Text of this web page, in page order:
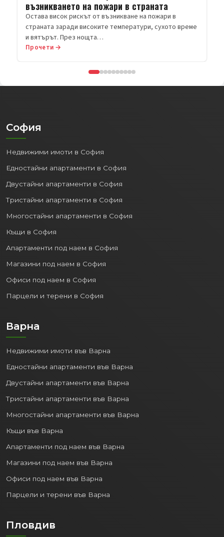
Прочети →
София
Недвижими имоти в София
Едностайни апартаменти в София
Двустайни апартаменти в София
Тристайни апартаменти в София
Многостайни апартаменти в София
Къщи в София
Апартаменти под наем в София
Магазини под наем в София
Офиси под наем в София
Парцели и терени в София
Варна
Недвижими имоти във Варна
Едностайни апартаменти във Варна
Двустайни апартаменти във Варна
Тристайни апартаменти във Варна
Многостайни апартаменти във Варна
Къщи във Варна
Апартаменти под наем във Варна
Магазини под наем във Варна
Офиси под наем във Варна
Парцели и терени във Варна
Пловдив